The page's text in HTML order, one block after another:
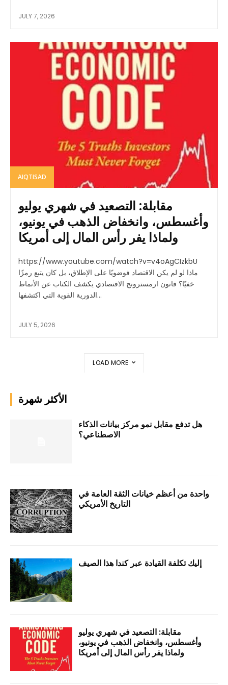
JULY 7, 2026
AIQTISAD
مقابلة: التصعيد في شهري يوليو
وأغسطس، وانخفاض الذهب في يونيو،
ولماذا يفر رأس المال إلى أمريكا
https://www.youtube.com/watch?v=v4oAgCIzkbU
ماذا لو لم يكن الاقتصاد فوضويًا على الإطلاق، بل كان يتبع رمزًا
خفيًا؟ قانون ارمسترونج الاقتصادي يكشف الكتاب عن الأنماط
الدورية القوية التي اكتشفها...
JULY 5, 2026
LOAD MORE
الأكثر شهرة
هل تدفع مقابل نمو مركز بيانات الذكاء
الاصطناعي؟
واحدة من أعظم خيانات الثقة العامة في
التاريخ الأمريكي
إليك تكلفة القيادة عبر كندا هذا الصيف
مقابلة: التصعيد في شهري يوليو
وأغسطس، وانخفاض الذهب في يونيو،
ولماذا يفر رأس المال إلى أمريكا